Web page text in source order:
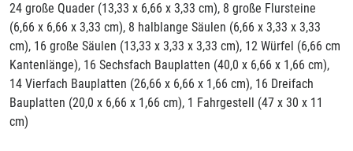
24 große Quader (13,33 x 6,66 x 3,33 cm), 8 große Flursteine
(6,66 x 6,66 x 3,33 cm), 8 halblange Säulen (6,66 x 3,33 x 3,33
cm), 16 große Säulen (13,33 x 3,33 x 3,33 cm), 12 Würfel (6,66 cm
Kantenlänge), 16 Sechsfach Bauplatten (40,0 x 6,66 x 1,66 cm),
14 Vierfach Bauplatten (26,66 x 6,66 x 1,66 cm), 16 Dreifach
Bauplatten (20,0 x 6,66 x 1,66 cm), 1 Fahrgestell (47 x 30 x 11
cm)